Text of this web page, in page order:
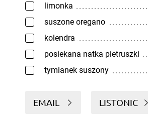
limonka
suszone oregano
kolendra
posiekana natka pietruszki
tymianek suszony
EMAIL LISTONIC